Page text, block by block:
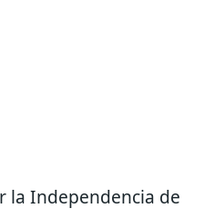
la Independencia de